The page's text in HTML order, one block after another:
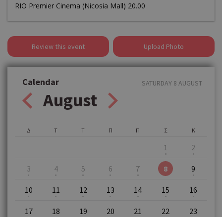
RΙΟ Premier Cinema (Νicosia Mall) 20.00
Review this event Upload Photo
Calendar
August
SATURDAY 8 AUGUST
Δ Τ Τ Π Π Σ
1
Κ
2
3 4 5 6 7 8 9
10 11 12 13 14 15 16
17 18 19 20 21 22 23